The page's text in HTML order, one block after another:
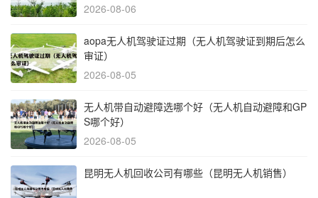
2026-08-06
aopa无人机驾驶证过期（无人机驾驶证到期后怎么
审证）
2026-08-05
无人机带自动避障选哪个好（无人机自动避障和GP
S哪个好）
2026-08-05
昆明无人机回收公司有哪些（昆明无人机销售）